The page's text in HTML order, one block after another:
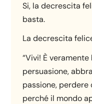
Si, la decrescita
basta.
La decrescita
“Vivi! È
persuasione,
passione, perdere
perché il mondo